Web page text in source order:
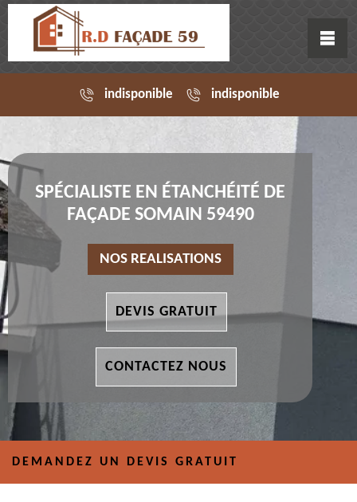
indisponible indisponible
SPÉCIALISTE EN ÉTANCHÉITÉ DE
FAÇADE SOMAIN 59490
NOS REALISATIONS
DEVIS GRATUIT
CONTACTEZ NOUS
DEMANDEZ UN DEVIS GRATUIT